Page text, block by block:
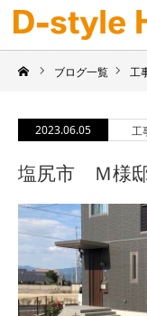
ブログ一覧 工
2023.06.05 工
塩尻市 Ｍ様